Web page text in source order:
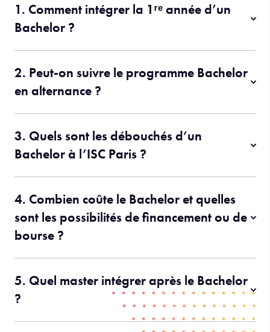
1. Comment intégrer la 1ʳᵉ année d’un
Bachelor ?
2. Peut-on suivre le programme Bachelor
en alternance ?
3. Quels sont les débouchés d’un
Bachelor à l’ISC Paris ?
4. Combien coûte le Bachelor et quelles
sont les possibilités de financement ou de
bourse ?
5. Quel master intégrer après le Bachelor
?